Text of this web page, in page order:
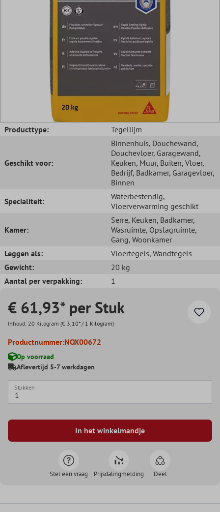
Producttype: Tegellijm
Geschikt voor:
Binnenhuis, Douchewand,
Douchevloer, Garagewand,
Keuken, Muur, Buiten, Vloer,
Bedrijf, Badkamer, Garagevloer,
Binnen
Specialiteit:
Waterbestendig,
Vloerverwarming geschikt
Kamer:
Serre, Keuken, Badkamer,
Wasruimte, Opslagruimte,
Gang, Woonkamer
Leggen als:
Vloertegels, Wandtegels
Gewicht:
20 kg
Aantal per verpakking:
1
€ 61,93* per Stuk
Inhoud: 20 Kilogram (€ 3,10* / 1 Kilogram)
Productnummer:NOX00672
Op voorraad
Aflevertijd 5-7 werkdagen
Stukken
In het winkelmandje
Stel een vraag Prijsdalingmelding Deel